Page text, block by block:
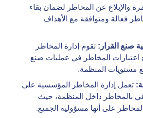
والإبلاغ عن المخاطر لضمان بقاء
فعالة ومتوافقة مع الأهداف
صنع القرار: تقوم إدارة المخاطر
اعتبارات المخاطر في عمليات صنع
مستويات المنظمة.
تعمل إدارة المخاطر المؤسسية على
بالمخاطر داخل المنظمة، حيث
على أنها مسؤولية الجميع.